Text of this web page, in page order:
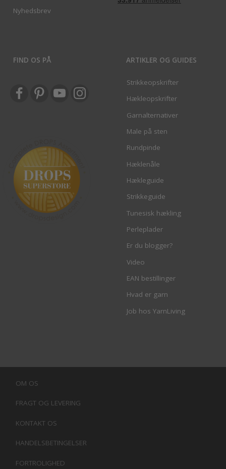
Nyhedsbrev
FIND OS PÅ ARTIKLER OG GUIDES
Strikkeopskrifter
Hækleopskrifter
Garnalternativer
Male på sten
Rundpinde
Hæklenåle
Hækleguide
Strikkeguide
Tunesisk hækling
Perleplader
Er du blogger?
Video
EAN bestillinger
Hvad er garn
Job hos YarnLiving
OM OS
FRAGT OG LEVERING
KONTAKT OS
HANDELSBETINGELSER
FORTROLIGHED